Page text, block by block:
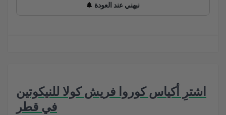
نبهني عند العودة
اشترِ أكياس كوروا فريش كولا للنيكوتين
في قطر